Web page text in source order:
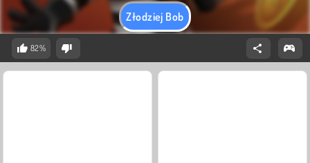
Złodziej Bob
82%